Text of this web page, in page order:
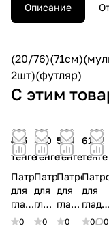
Описание
(20/
2шт)(футляр)
С этим
415
тенге
Патрон
для
гладкоствольного
оружия
0
500
тенге
Патрон
для
оружия
0
540
тенге
Патрон
для
оружия
0
610
тенге
для
0
0